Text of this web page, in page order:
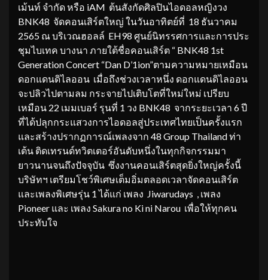
เม้นท์ จำกัด หรือ iAM ต้นสังกัดศิลปินไอดอลหญิงวง
BNK48 จัดคอนเสิร์ตใหญ่ ในวันอาทิตย์ที่ 18 ธันวาคม
2565 ณ บริเวณฮอลล์ EH98 ศูนย์นิทรรศการและการประ
ชุมไบเทค บางนา ภายใต้ชื่อคอนเสิร์ต “ BNK48 1st
Generation Concert “Dan D’1ion”ตามความหมายเหมือน
ดอกแดนดิไลออน เมื่อถึงช่วงเวลาหนึ่ง ดอกแดนดิไลออน
จะปลิวไปตามลม กระจายไปเติบโตที่ใหม่ใหม่ เปรียบ
เหมือน 22 เมมเบอร์ รุนที่ 1 วง BNK48 จากระยะเวลา 6 ปี
ที่ได้ปลุกกระแสวงการไอดอลสู่ประเทศไทยเป็นครั้งแรก
และสร้างปรากฏการณ์เพลงจาก 48 Group Thailand ท่า
เต้น ติดเทรนด์ทวิตเตอร์อันดับหนึ่งในทุกกิจกรรมมา
ยาวนานจนถึงปัจจุบัน ซึ่งงานคอนเสิร์ตสุดยิ่งใหญ่ครั้งนี้
บริษัทฯ เตรียมโชว์พิเศษเต็มอิ่มตลอดเวลาจัดคอนเสิร์ต
และเพลงพิเศษรุ่น 1 ได้แก่ เพลง Jiwarudays , เพลง
Pioneer และ เพลง Sakura no Ki ni Narou เพื่อให้ทุกคน
ประทับใจ